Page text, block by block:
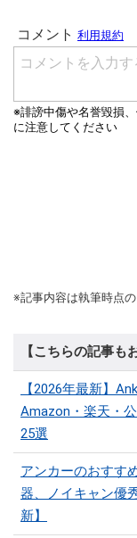
※記事内容は執筆時点
【こちらの記事も
【2026年最新】
Amazon・楽天・
25選
アンカーのおすす
器、ノイキャン優
新】